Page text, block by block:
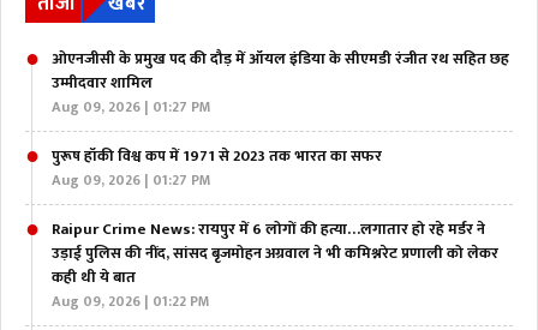
ओएनजीसी के प्रमुख पद की दौड़ में ऑयल इंडिया के सीएमडी रंजीत रथ सहित छह
उम्मीदवार शामिल
Aug 09, 2026 | 01:27 PM
पुरूष हॉकी विश्व कप में 1971 से 2023 तक भारत का सफर
Aug 09, 2026 | 01:27 PM
Raipur Crime News: रायपुर में 6 लोगों की हत्या…लगातार हो रहे मर्डर ने
उड़ाई पुलिस की नींद, सांसद बृजमोहन अग्रवाल ने भी कमिश्नरेट प्रणाली को लेकर
कही थी ये बात
Aug 09, 2026 | 01:22 PM